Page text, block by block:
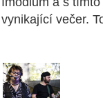
vynikající večer.